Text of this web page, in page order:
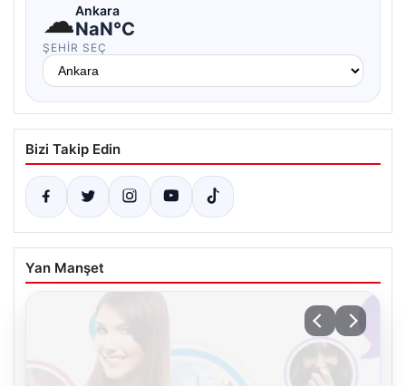
☁Ankara
NaN°C
ŞEHIR SEÇ
Bizi Takip Edin
Yan Manşet